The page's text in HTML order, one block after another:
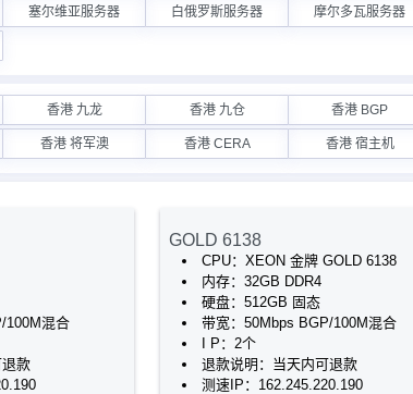
塞尔维亚服务器 白俄罗斯服务器 摩尔多瓦服务器
香港 九龙 香港 九仓 香港 BGP
香港 将军澳 香港 CERA 香港 宿主机
100M混合
款
GOLD 6138
CPU：XEON 金牌 GOLD 6138
内存：32GB DDR4
硬盘：512GB 固态
带宽：50Mbps BGP/100M混合
I P：2个
退款说明：当天内可退款
测速IP：162.245.220.190